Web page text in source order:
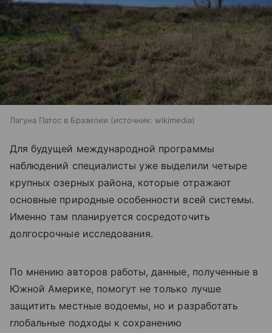
Лагуна Патос в Бразилии источник: wikimedia
Для будущей международной программы
наблюдений специалисты уже выделили четыре
крупных озерных района, которые отражают
основные природные особенности всей системы.
Именно там планируется сосредоточить
долгосрочные исследования.
По мнению авторов работы, данные, полученные в
Южной Америке, помогут не только лучше
защитить местные водоемы, но и разработать
глобальные подходы к сохранению